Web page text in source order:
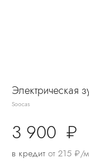
Электрическая
Soocas
3 900 ₽
в кредит от 215 ₽/